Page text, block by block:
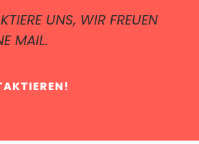
UNS, WIR FREUEN
MAIL.